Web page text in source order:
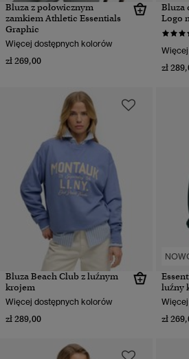
Bluza z połowicznym
zamkiem Athletic Essentials
Graphic
Więcej dostępnych kolorów
zł 269,00
Bluza
Logo
zł
Bluza Beach Club z luźnym
krojem
Więcej dostępnych kolorów
zł 289,00
luźny
zł